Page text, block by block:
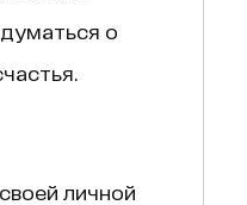
о
личной